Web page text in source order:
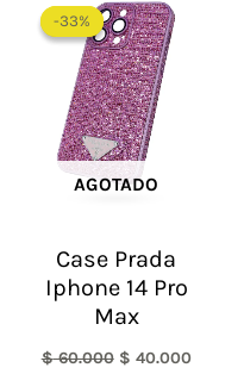
-33%
AGOTADO
-33%
Case Prada
Iphone 14 Pro
Max
$60.000
precio
original
era:
$ 60.000.
$ 40.000